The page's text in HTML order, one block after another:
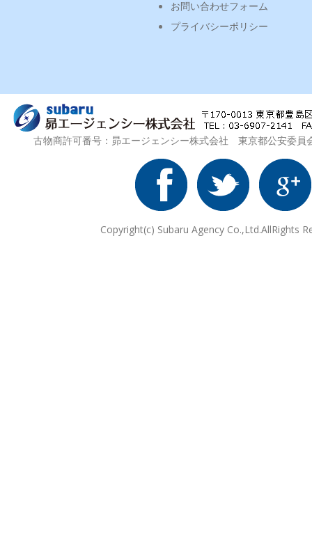
お問い合わせフォーム
プライバシーポリシー
古物商許可番号：昴エージェンシー株式会社 東京都公安委
Copyright(c) Subaru Agency Co.,Ltd.AllRights